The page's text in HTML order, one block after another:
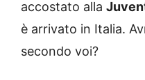
accostato alla
è arrivato in Italia.
secondo voi?